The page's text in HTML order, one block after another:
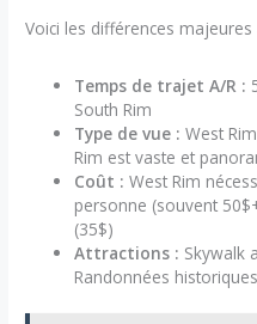
Voici les différences
Temps de trajet A/R :
South Rim
Type de vue : West
Rim est vaste et
Coût : West Rim
personne (souvent
(35$)
Attractions : Skywalk
Randonnées